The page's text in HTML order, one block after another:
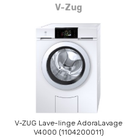
V-Zug
V-ZUG Lave-linge AdoraLavage
V4000 (1104200011)